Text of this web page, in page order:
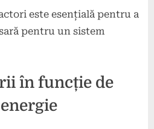
este esențială pentru a
pentru un sistem
în funcție de